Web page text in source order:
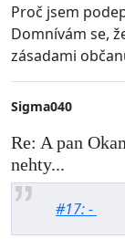
Proč jsem
Domnívám se,
zásadami
Sigma040
Re: A pan
nehty...
#17: -